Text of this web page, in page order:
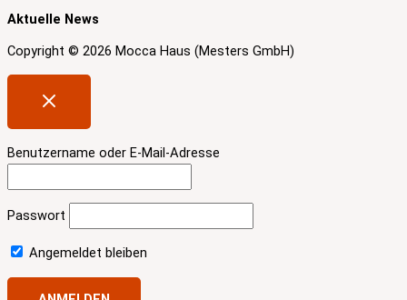
Aktuelle News
Copyright © 2026 Mocca Haus (Mesters GmbH)
Benutzername oder E-Mail-Adresse
Passwort
Angemeldet bleiben